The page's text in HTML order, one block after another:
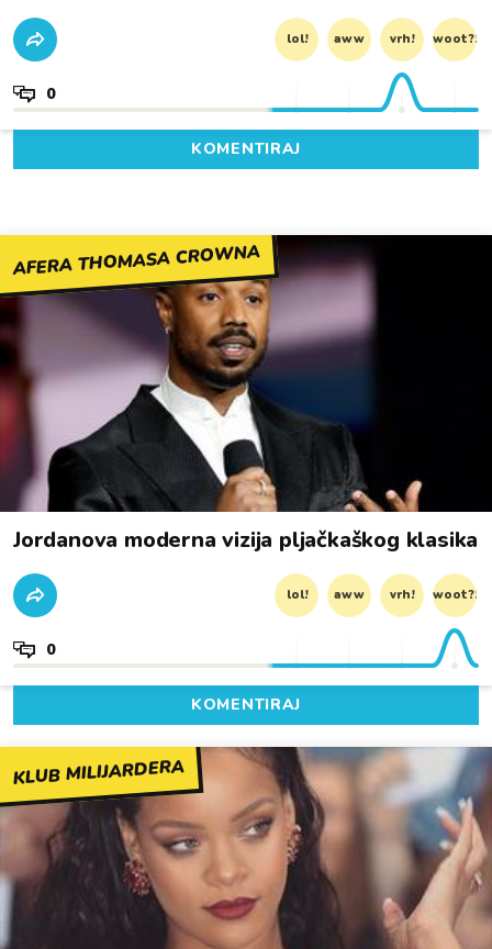
lol! aww vrh! woot?!
0
KOMENTIRAJ
AFERA THOMASA CROWNA
Jordanova moderna vizija pljačkaškog klasika
lol! aww vrh! woot?!
0
KOMENTIRAJ
KLUB MILIJARDERA